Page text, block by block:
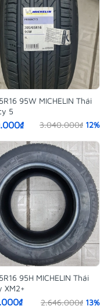
95W MICHELIN Thái
5
3.040.000₫ 12%
95H MICHELIN Thái
XM2+
2.646.000₫ 13%